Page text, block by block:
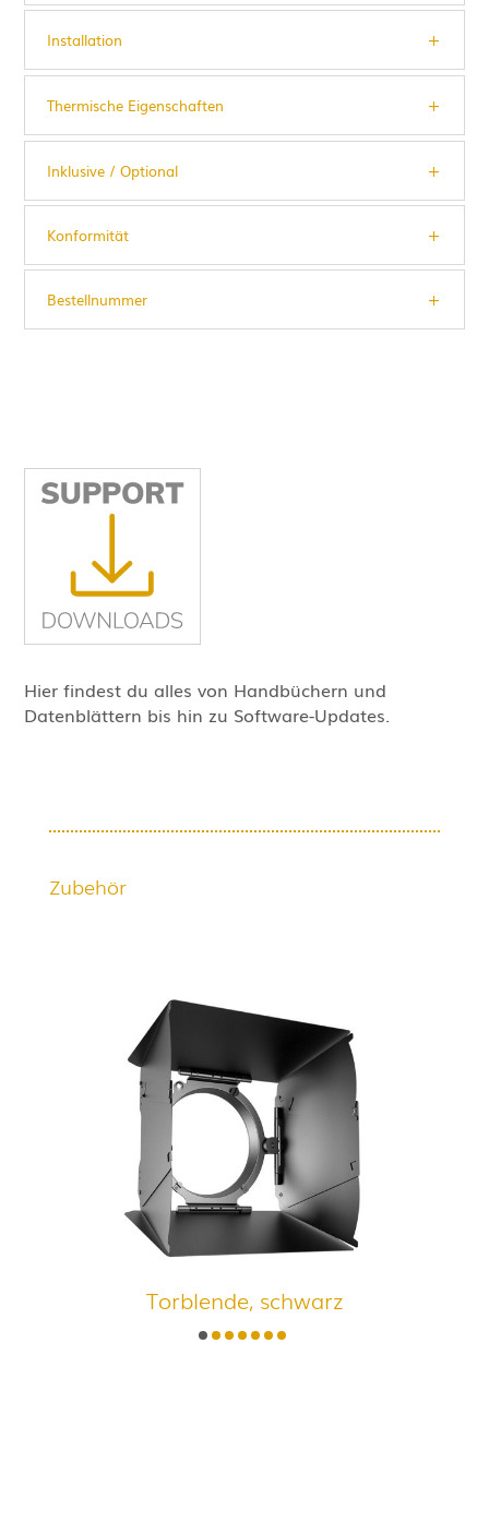
Installation
Thermische Eigenschaften
Inklusive / Optional
Konformität
Bestellnummer
Hier findest du alles von Handbüchern und
Datenblättern bis hin zu Software-Updates.
Zubehör
Torblende, schwarz